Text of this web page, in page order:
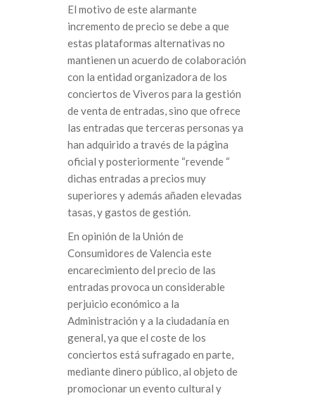
El motivo de este alarmante
incremento de precio se debe a que
estas plataformas alternativas no
mantienen un acuerdo de colaboración
con la entidad organizadora de los
conciertos de Viveros para la gestión
de venta de entradas, sino que ofrece
las entradas que terceras personas ya
han adquirido a través de la página
oficial y posteriormente “revende “
dichas entradas a precios muy
superiores y además añaden elevadas
tasas, y gastos de gestión.
En opinión de la Unión de
Consumidores de Valencia este
encarecimiento del precio de las
entradas provoca un considerable
perjuicio económico a la
Administración y a la ciudadanía en
general, ya que el coste de los
conciertos está sufragado en parte,
mediante dinero público, al objeto de
promocionar un evento cultural y